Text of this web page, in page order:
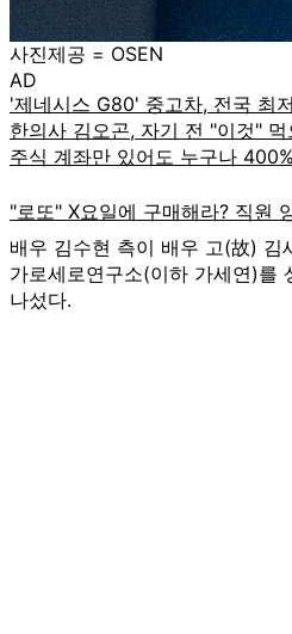
사진제공 = OSEN
AD
배우 김수현 측이 배우 고(故) 김
가로세로연구소(이하 가세연)를
나섰다.